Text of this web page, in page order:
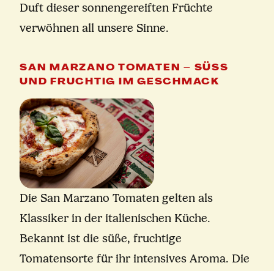
Duft dieser sonnengereiften Früchte
verwöhnen all unsere Sinne.
SAN MARZANO TOMATEN – SÜSS U
ND FRUCHTIG IM GESCHMACK
Die San Marzano Tomaten gelten als
Klassiker in der italienischen Küche.
Bekannt ist die süße, fruchtige
Tomatensorte für ihr intensives Aroma. Die